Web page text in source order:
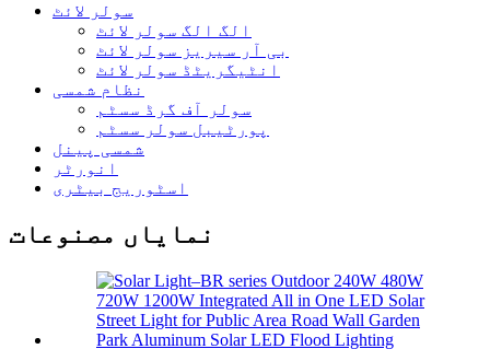
سولر لائٹ
الگ الگ سولر لائٹ
بی آر سیریز سولر لائٹ
انٹیگریٹڈ سولر لائٹ
نظام شمسی
سولر آف گرڈ سسٹم
پورٹیبل سولر سسٹم
شمسی پینل
انورٹر
اسٹوریج بیٹری
نمایاں مصنوعات